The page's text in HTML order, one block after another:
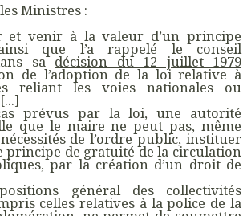
Ministres :
et venir à la valeur d’un principe
que l’a rappelé le conseil
sa décision du 12 juillet 1979
de l’adoption de la loi relative à
reliant les voies nationales ou
prévus par la loi, une autorité
que le maire ne peut pas, même
de l’ordre public, instituer
principe de gratuité de la circulation
par la création d’un droit de
général des collectivités
celles relatives à la police de la